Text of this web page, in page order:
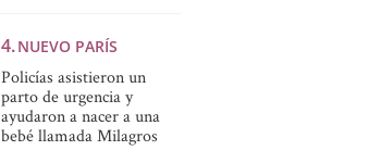
NUEVO PARÍS
Policías asistieron un
parto de urgencia y
ayudaron a nacer a una
bebé llamada Milagros